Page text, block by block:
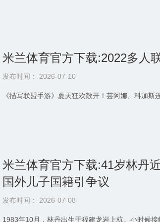
米兰体育官方下载:2022多人
发布时间： 2026-07-10
《描写联盟手游》夏天狂欢敞开！芸阿娜、科加
米兰体育官方下载:41岁林丹
国外儿子国籍引争议
发布时间： 2026-07-08
1983年10月，林丹出生于福建龙岩上杭。小时候